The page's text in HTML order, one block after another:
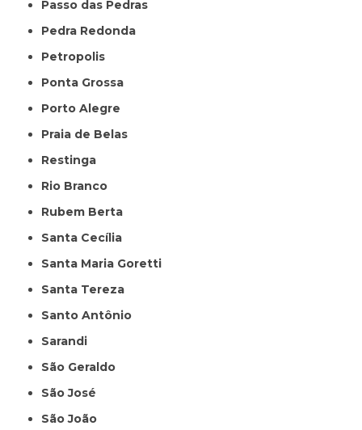
Passo das Pedras
Pedra Redonda
Petropolis
Ponta Grossa
Porto Alegre
Praia de Belas
Restinga
Rio Branco
Rubem Berta
Santa Cecília
Santa Maria Goretti
Santa Tereza
Santo Antônio
Sarandi
São Geraldo
São José
São João